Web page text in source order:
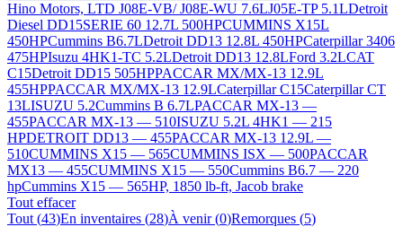
Hino Motors, LTD J08E-VB/ J08E-WU 7.6LJ05E-TP 5.1LDetroit
Diesel DD15SERIE 60 12.7L 500HPCUMMINS X15L
450HPCummins B6.7LDetroit DD13 12.8L 450HPCaterpillar 3406
475HPIsuzu 4HK1-TC 5.2LDetroit DD13 12.8LFord 3.2LCAT
C15Detroit DD15 505HPPACCAR MX/MX-13 12.9L
455HPPACCAR MX/MX-13 12.9LCaterpillar C15Caterpillar CT
13LISUZU 5.2Cummins B 6.7LPACCAR MX-13 —
455PACCAR MX-13 — 510ISUZU 5.2L 4HK1 — 215
HPDETROIT DD13 — 455PACCAR MX-13 12.9L —
510CUMMINS X15 — 565CUMMINS ISX — 500PACCAR
MX13 — 455CUMMINS X15 — 550Cummins B6.7 — 220
hpCummins X15 — 565HP, 1850 lb-ft, Jacob brake
Tout effacer
Tout (43)En inventaires (28)À venir (0)Remorques (5)